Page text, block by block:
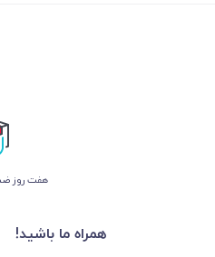
هفت روز
همراه ما باشید!